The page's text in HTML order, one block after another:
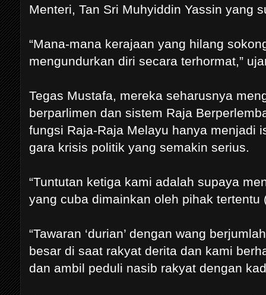
Menteri, Tan Sri Muhyiddin Yassin yang
“Mana-mana kerajaan yang hilang
mengundurkan diri secara terhormat,”
Tegas Mustafa, mereka seharusnya
berparlimen dan sistem Raja
fungsi Raja-Raja Melayu hanya menjadi
gara krisis politik yang semakin serius.
“Tuntutan ketiga kami adalah supaya
yang cuba dimainkan oleh pihak tertentu
“Tawaran ‘durian’ dengan wang
besar di saat rakyat derita dan kami
dan ambil peduli nasib rakyat dengan